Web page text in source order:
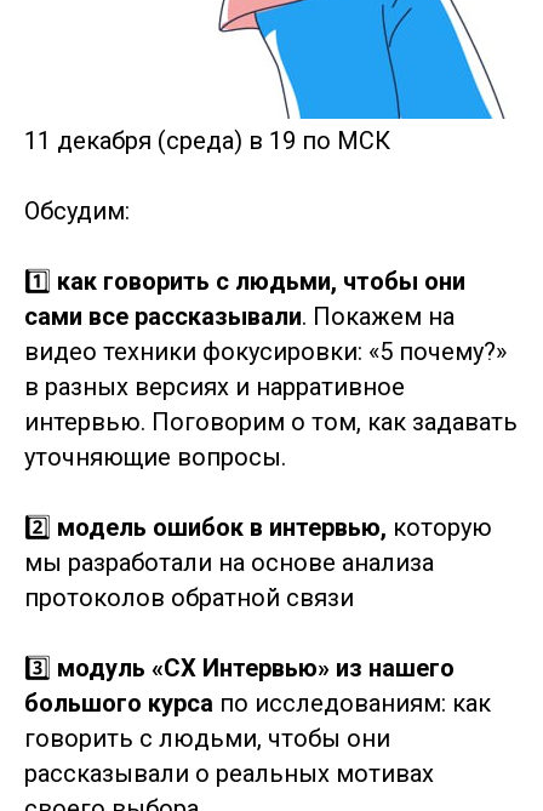
11 декабря (среда) в 19 по МСК
Обсудим:
1️⃣ как говорить с людьми, чтобы они
сами все рассказывали. Покажем на
видео техники фокусировки: «5 почему?»
в разных версиях и нарративное
интервью. Поговорим о том, как задавать
уточняющие вопросы.
2️⃣ модель ошибок в интервью, которую
мы разработали на основе анализа
протоколов обратной связи
3️⃣ модуль «CX Интервью» из нашего
большого курса по исследованиям: как
говорить с людьми, чтобы они
рассказывали о реальных мотивах